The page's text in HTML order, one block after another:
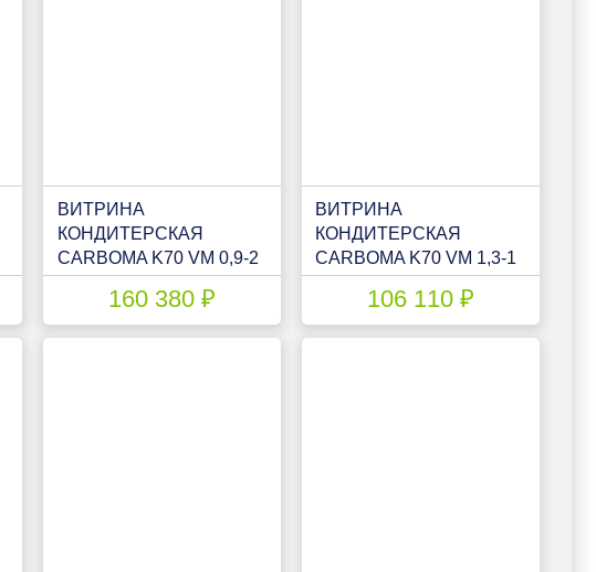
ВИТРИНА
КОНДИТЕРСКАЯ
CARBOMA K70 VM 0,9-2
STANDART(ОТКРЫТАЯ)
(П0000008002)
160 380 ₽
ВИТРИНА
КОНДИТЕРСКАЯ
CARBOMA K70 VM 1,3-1
LIGHT (ВХСВ - 1,3Д
ТЕХНО)(1801548P)
106 110 ₽